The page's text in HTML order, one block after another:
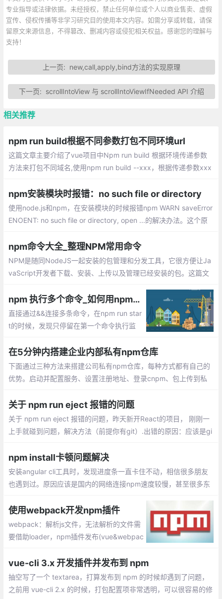
专业指导或法律依据。未经授权，禁止任何单位或个人以商业售卖、虚假
宣传、侵权传播等非学习研究目的使用本文内容。如需分享或转载，请保
留原文来源信息，不得篡改、删减内容或侵犯相关权益。感谢您的理解与
支持！
上一页: new,call,apply,bind方法的实现原理
下一页: scrollIntoView 与 scrollIntoViewIfNeeded API 介绍
相关推荐
npm run build根据不同参数打包不同环境url
这篇文章主要介绍了vue项目中Npm run build 根据环境传递参数
方法来打包不同域名,使用npm run build --xxx，根据传递参数xxx
下：config文件夹下dev.env.js中修改代码、prod.env.js中修改代
码 HOST为截取到的参数
npm安装模块时报错：no such file or directory
使用node.js和npm，在安装模块的时候报错npm WARN saveError
ENOENT: no such file or directory, open ...的解决办法。这个原
需要package.json才能npm install。 可以npm init初始化生成一个
package.json。
npm命令大全_整理NPM常用命令
NPM是随同NodeJS一起安装的包管理和分发工具，它很方便让Ja
vaScript开发者下载、安装、上传以及管理已经安装的包。这篇文
npm 执行多个命令_如何用npm同时执行多条监听命令
直接通过&&连接多条命令，在npm run star
t的时候，发现只停留在第一个命令执行监
多个窗口分别执行多条命令，那么有没有办
法实现一条npm命令执行多条监听呢？
在5分钟内搭建企业内部私有npm仓库
下面通过三种方法来搭建公司私有npm仓库，每种方式都有自己的
优势。启动并配置服务、设置注册地址、登录cnpm、包上传到私
关于 npm run eject 报错的问题
关于 npm run eject 报错的问题，昨天新开React的项目， 刚刚一
上手就碰到问题，解决方法（前提你有git）.出错的原因：应该是gi
npm install卡顿问题解决
安装angular cli工具时，发现进度条一直卡住不动，相信很多朋友
也遇到过。原因应该是国内的网络连接npm速度较慢，甚至很多东
使用webpack开发npm插件
webpack：解析js文件，无法解析的文件需
要借助loader，npm插件发布(vue&webpac
建.vue文件 =>插件界面及功能，index.js =>
入口文件
vue-cli 3.x 开发插件并发布到 npm
抽空写了一个 textarea，打算发布到 npm 的时候却遇到了问题，
之前用 vue-cli 2.x 的时候，打包配置项非常透明，可以很容易的修